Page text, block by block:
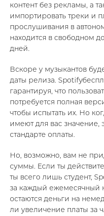
контент без рекламы, а
импортировать треки и
прослушивания в
находится в свободном
дней.
Вскоре у музыкантов
даты релиза.
гарантируя, что
потребуется полная
чтобы испытать их. Но
имеют для вас значение,
стандарте оплаты.
Но, возможно, вам не
суммы. Если ты
ты всего лишь студент,
за каждый ежемесячный
остаются деньги на
ли увеличение платы за